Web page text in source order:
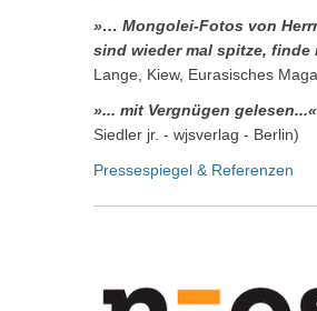
»… Mongolei-Fotos von
sind wieder mal spitze, finde
Lange, Kiew, Eurasisches
»... mit Vergnügen gelesen...«
Siedler jr. - wjsverlag - Berlin)
Pressespiegel & Referenzen